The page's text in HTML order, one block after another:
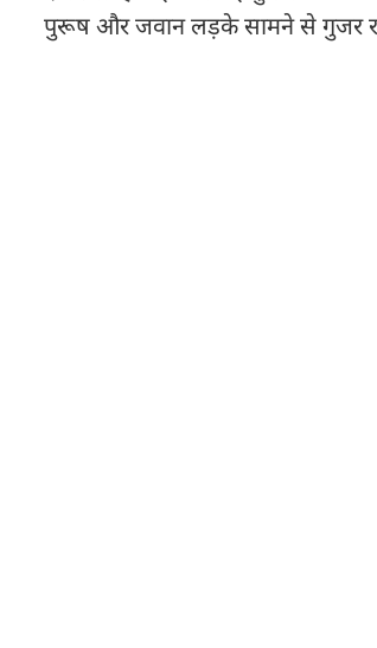
पुरूष और जवान लड़के सामने से गुजर